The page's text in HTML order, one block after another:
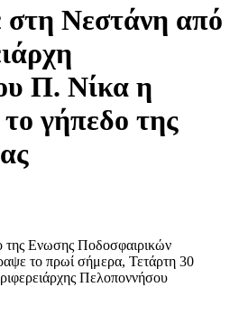
Νεστάνη από
Π. Νίκα η
γήπεδο της
της Ενωσης Ποδοσφαιρικών
το πρωί σήμερα, Τετάρτη 30
Πελοποννήσου